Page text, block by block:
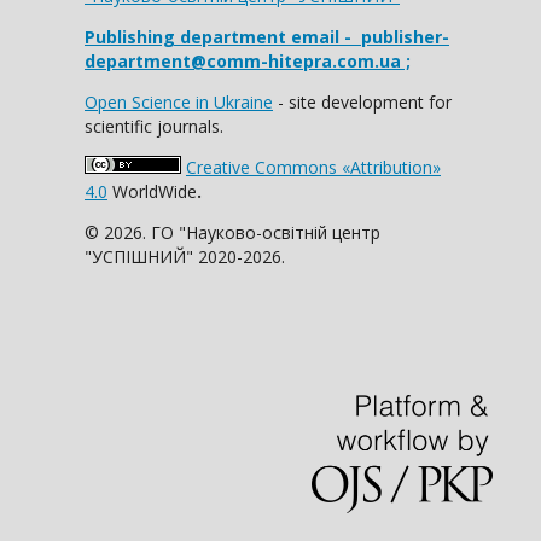
Publishing department email - publisher-
department@comm-hitepra.com.ua ;
Open Science in Ukraine - site development for
scientific journals.
Creative Commons «Attribution»
4.0 WorldWide.
© 2026. ГО "Науково-освітній центр
"УСПІШНИЙ" 2020-2026.